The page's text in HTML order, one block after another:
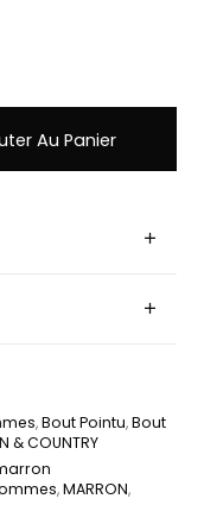
Au Panier
,Bout Pointu,Bout
& COUNTRY
,MARRON,